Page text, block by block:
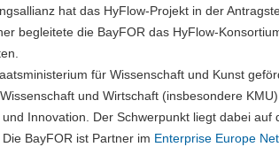
hat das HyFlow-Projekt in der
begleitete die BayFOR das HyFlow-
für Wissenschaft und Kunst
und Wirtschaft (insbesondere
Innovation. Der Schwerpunkt liegt dabei
Die BayFOR ist Partner im Enterprise Europe